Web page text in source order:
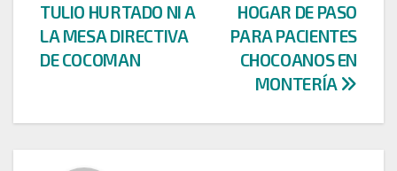
HOGAR DE PASO
PARA PACIENTES
CHOCOANOS EN
MONTERÍA
TULIO HURTADO NI A
LA MESA DIRECTIVA
DE COCOMAN